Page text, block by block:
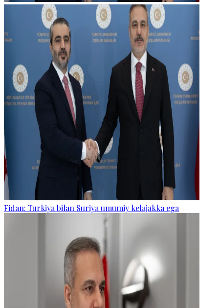
Fidan: Turkiya bilan Suriya umumiy kelajakka ega